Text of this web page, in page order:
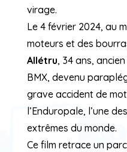
virage.
Le 4 février 2024, au
moteurs et des
Allétru, 34 ans,
BMX, devenu
grave accident de
l’Enduropale, l’une
extrêmes du monde.
Ce film retrace un